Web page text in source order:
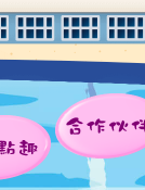
趣
合作伙伴